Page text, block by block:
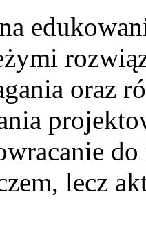
oraz
lecz